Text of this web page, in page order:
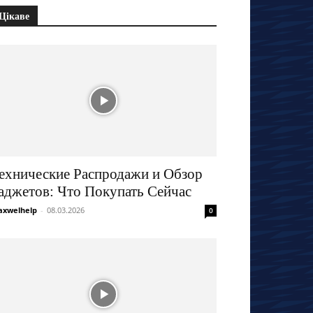
Распродажи и Обзор
Что Покупать Сейчас
- 08.03.2026 0